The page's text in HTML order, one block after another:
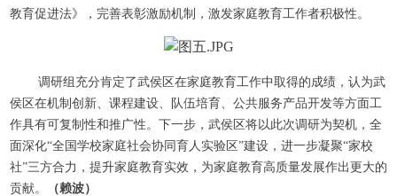
教育促进法》，完善表彰激励机制，激发家庭教育工作者积极性。
调研组充分肯定了武侯区在家庭教育工作中取得的成绩，认为武
侯区在机制创新、课程建设、队伍培育、公共服务产品开发等方面工
作具有可复制性和推广性。下一步，武侯区将以此次调研为契机，全
面深化“全国学校家庭社会协同育人实验区”建设，进一步凝聚“家校
社”三方合力，提升家庭教育实效，为家庭教育高质量发展作出更大的
贡献。
（赖波）